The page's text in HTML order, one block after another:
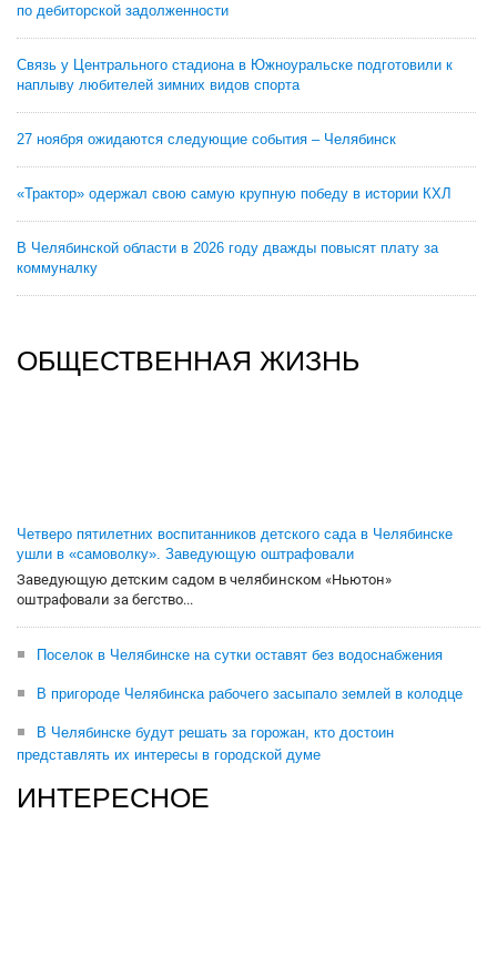
по дебиторской задолженности
Связь у Центрального стадиона в Южноуральске подготовили к
наплыву любителей зимних видов спорта
27 ноября ожидаются следующие события – Челябинск
«Трактор» одержал свою самую крупную победу в истории КХЛ
В Челябинской области в 2026 году дважды повысят плату за
коммуналку
ОБЩЕСТВЕННАЯ ЖИЗНЬ
Четверо пятилетних воспитанников детского сада в Челябинске
ушли в «самоволку». Заведующую оштрафовали
Заведующую детским садом в челябинском «Ньютон»
оштрафовали за бегство...
Поселок в Челябинске на сутки оставят без водоснабжения
В пригороде Челябинска рабочего засыпало землей в колодце
В Челябинске будут решать за горожан, кто достоин
представлять их интересы в городской думе
ИНТЕРЕСНОЕ